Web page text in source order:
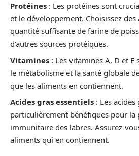
Protéines : Les protéines sont
et le développement. Choisissez
quantité suffisante de farine de
d’autres sources protéiques.
Vitamines : Les vitamines A, D et
le métabolisme et la santé globale
que les aliments en contiennent.
Acides gras essentiels : Les
particulièrement bénéfiques pour la
immunitaire des labres. Assurez-
aliments qui en contiennent.